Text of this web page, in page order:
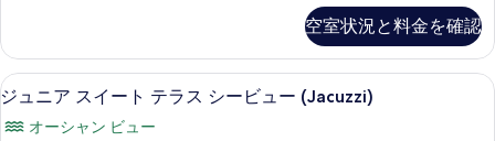
表
示
す
ビ
ュ
ー
(Extra
ス
イ
ー
シ
空室状況と料金を確認
ジ
ュ
セレクト コンフォート製ベッド、ミ
5
ジュニア スイート テラス シービュー (Jacuzzi)
オーシャン ビュー